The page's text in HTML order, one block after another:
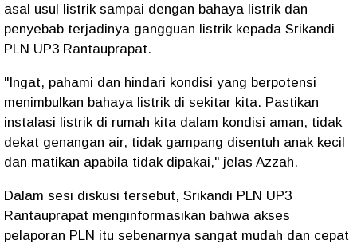
asal usul listrik sampai dengan bahaya listrik dan
penyebab terjadinya gangguan listrik kepada Srikandi
PLN UP3 Rantauprapat.
"Ingat, pahami dan hindari kondisi yang berpotensi
menimbulkan bahaya listrik di sekitar kita. Pastikan
instalasi listrik di rumah kita dalam kondisi aman, tidak
dekat genangan air, tidak gampang disentuh anak kecil
dan matikan apabila tidak dipakai," jelas Azzah.
Dalam sesi diskusi tersebut, Srikandi PLN UP3
Rantauprapat menginformasikan bahwa akses
pelaporan PLN itu sebenarnya sangat mudah dan cepat